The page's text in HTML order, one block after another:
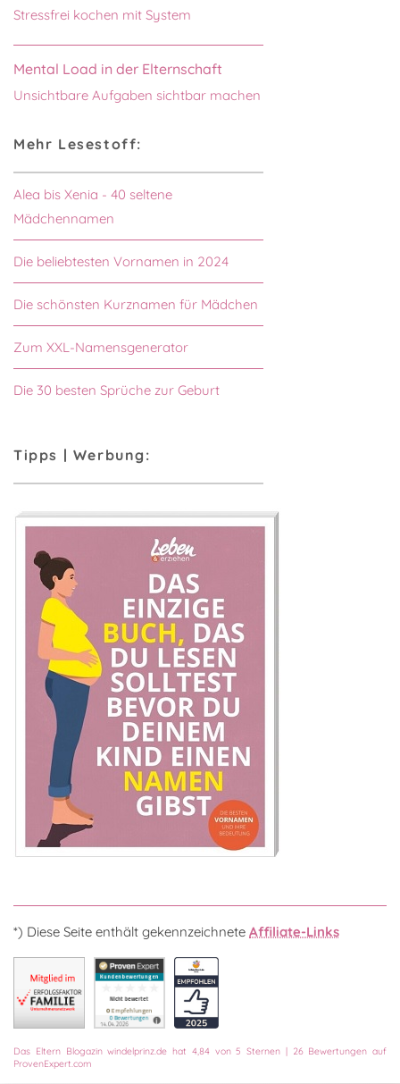
Stressfrei kochen mit System
Mental Load in der Elternschaft
Unsichtbare Aufgaben sichtbar machen
Mehr Lesestoff:
Alea bis Xenia - 40 seltene
Mädchennamen
Die beliebtesten Vornamen in 2024
Die schönsten Kurznamen für Mädchen
Zum XXL-Namensgenerator
Die 30 besten Sprüche zur Geburt
Tipps | Werbung:
*) Diese Seite enthält gekennzeichnete Affiliate-Links
Das Eltern Blogazin windelprinz.de hat 4,84von5 Sternen | 26Bewertungen auf
ProvenExpert.com